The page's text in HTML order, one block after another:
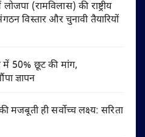
(रामविलास) की राष्ट्रीय
विस्तार और चुनावी तैयारियों
में 50% छूट की मांग,
ज्ञापन
मजबूती ही सर्वोच्च लक्ष्य: सरिता